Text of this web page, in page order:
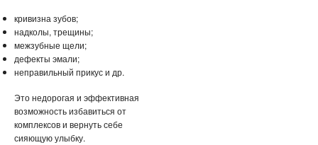
кривизна зубов;
надколы, трещины;
межзубные щели;
дефекты эмали;
неправильный прикус и др.
Это недорогая и эффективная
возможность избавиться от
комплексов и вернуть себе
сияющую улыбку.